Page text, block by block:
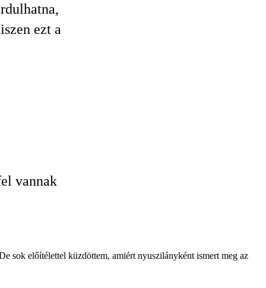
ezt a
vannak
sok előítélettel küzdöttem, amiért nyuszilányként ismert meg az